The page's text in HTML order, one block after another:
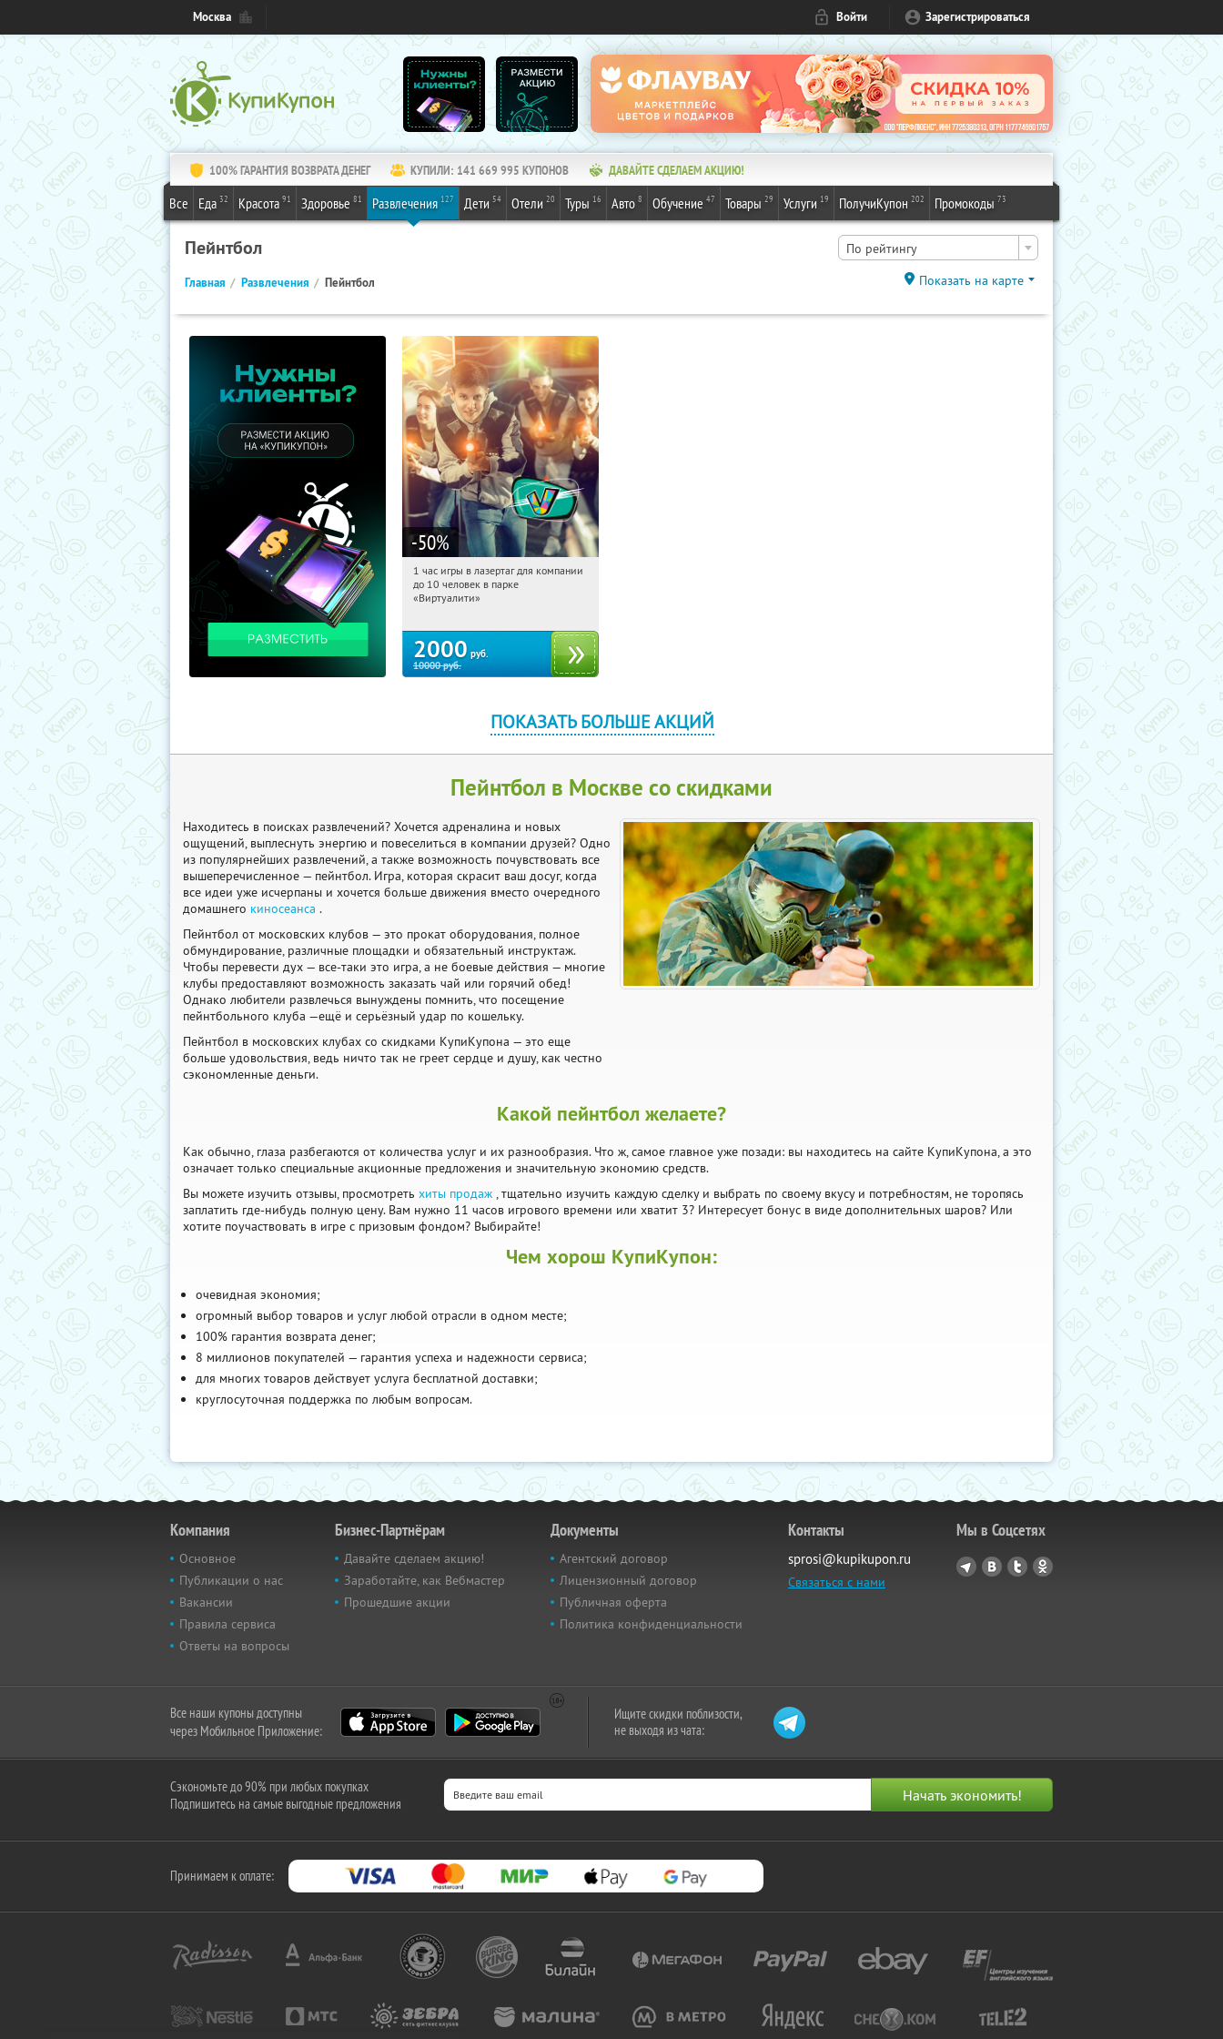
Москва Войти Зарегистрироваться
100% ГАРАНТИЯ ВОЗВРАТА ДЕНЕГ КУПИЛИ: 141 669 995 КУПОНОВ ДАВАЙТЕ СДЕЛАЕМ АКЦИЮ!
Все Еда 32 Красота 91 Здоровье 81 Развлечения 127 Дети 54 Отели 20 Туры 16 Авто 8 Обучение 47 Товары 29 Услуги 19 ПолучиКупон 202 Промокоды 73
Пейнтбол По рейтингу
Главная Развлечения Пейнтбол Показать на карте
-50%
10:27:46 Купили:83
Братиславская
1 час игры в лазертаг для компании
до 10 человек в парке
«Виртуалити»
2000 руб.
10000руб.
ПОКАЗАТЬ БОЛЬШЕ АКЦИЙ
Пейнтбол в Москве со скидками
Находитесь в поисках развлечений? Хочется адреналина и новых
ощущений, выплеснуть энергию и повеселиться в компании друзей? Одно
из популярнейших развлечений, а также возможность почувствовать все
вышеперечисленное — пейнтбол. Игра, которая скрасит ваш досуг, когда
все идеи уже исчерпаны и хочется больше движения вместо очередного
домашнего киносеанса .
Пейнтбол от московских клубов — это прокат оборудования, полное
обмундирование, различные площадки и обязательный инструктаж.
Чтобы перевести дух — все-таки это игра, а не боевые действия — многие
клубы предоставляют возможность заказать чай или горячий обед!
Однако любители развлечься вынуждены помнить, что посещение
пейнтбольного клуба —ещё и серьёзный удар по кошельку.
Пейнтбол в московских клубах со скидками КупиКупона — это еще
больше удовольствия, ведь ничто так не греет сердце и душу, как честно
сэкономленные деньги.
Какой пейнтбол желаете?
Как обычно, глаза разбегаются от количества услуг и их разнообразия. Что ж, самое главное уже позади: вы находитесь на сайте КупиКупона, а это
означает только специальные акционные предложения и значительную экономию средств.
Вы можете изучить отзывы, просмотреть хиты продаж , тщательно изучить каждую сделку и выбрать по своему вкусу и потребностям, не торопясь
заплатить где-нибудь полную цену. Вам нужно 11 часов игрового времени или хватит 3? Интересует бонус в виде дополнительных шаров? Или
хотите поучаствовать в игре с призовым фондом? Выбирайте!
Чем хорош КупиКупон:
очевидная экономия;
огромный выбор товаров и услуг любой отрасли в одном месте;
100% гарантия возврата денег;
8 миллионов покупателей — гарантия успеха и надежности сервиса;
для многих товаров действует услуга бесплатной доставки;
круглосуточная поддержка по любым вопросам.
Компания
Основное
Публикации о нас
Вакансии
Правила сервиса
Ответы на вопросы
Бизнес-Партнёрам
Давайте сделаем акцию!
Заработайте, как Вебмастер
Прошедшие акции
Документы
Агентский договор
Лицензионный договор
Публичная оферта
Политика конфиденциальности
Контакты
sprosi@kupikupon.ru
Связаться с нами
Мы в Соцсетях
Все наши купоны доступны
через Мобильное Приложение:
Ищите скидки поблизости,
не выходя из чата:
Сэкономьте до 90% при любых покупках
Подпишитесь на самые выгодные предложения
Принимаем к оплате: